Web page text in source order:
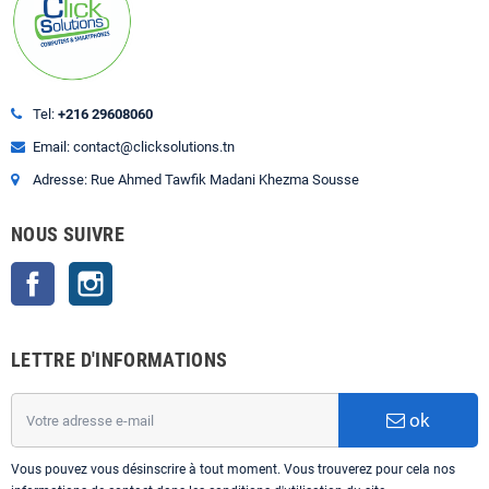
Tel: +216 29608060
Email: contact@clicksolutions.tn
Adresse: Rue Ahmed Tawfik Madani Khezma Sousse
NOUS SUIVRE
Facebook
LETTRE D'INFORMATIONS
ok
Vous pouvez vous désinscrire à tout moment. Vous trouverez pour cela nos